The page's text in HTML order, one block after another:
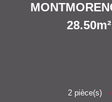
28.50m²
2 pièce(s)